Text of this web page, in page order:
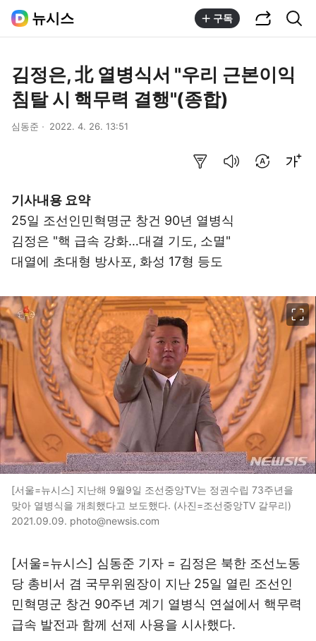
뉴시스 구독
김정은, 北 열병식서 "우리 근본이익
침탈 시 핵무력 결행"(종합)
심동준 2022. 4. 26. 13:51
기사내용 요약
25일 조선인민혁명군 창건 90년 열병식
김정은 "핵 급속 강화…대결 기도, 소멸"
대열에 초대형 방사포, 화성 17형 등도
[서울=뉴시스] 지난해 9월9일 조선중앙TV는 정권수립 73주년을
맞아 열병식을 개최했다고 보도했다. (사진=조선중앙TV 갈무리)
2021.09.09. photo@newsis.com
[서울=뉴시스] 심동준 기자 = 김정은 북한 조선노동
당 총비서 겸 국무위원장이 지난 25일 열린 조선인
민혁명군 창건 90주년 계기 열병식 연설에서 핵무력
급속 발전과 함께 선제 사용을 시사했다.